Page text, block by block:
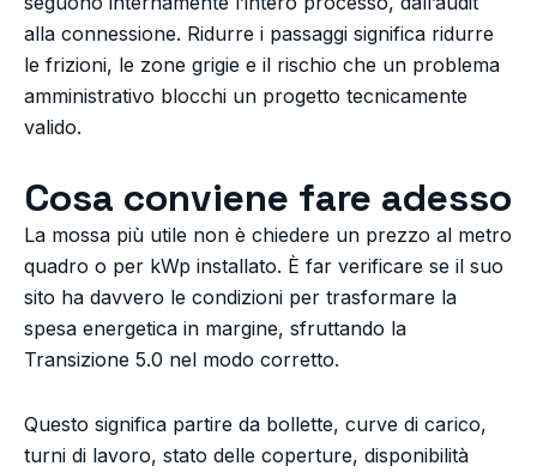
alla connessione. Ridurre i passaggi significa ridurre
le frizioni, le zone grigie e il rischio che un problema
amministrativo blocchi un progetto tecnicamente
valido.
Cosa conviene fare adesso
La mossa più utile non è chiedere un prezzo al metro
quadro o per kWp installato. È far verificare se il suo
sito ha davvero le condizioni per trasformare la
spesa energetica in margine, sfruttando la
Transizione 5.0 nel modo corretto.
Questo significa partire da bollette, curve di carico,
turni di lavoro, stato delle coperture, disponibilità